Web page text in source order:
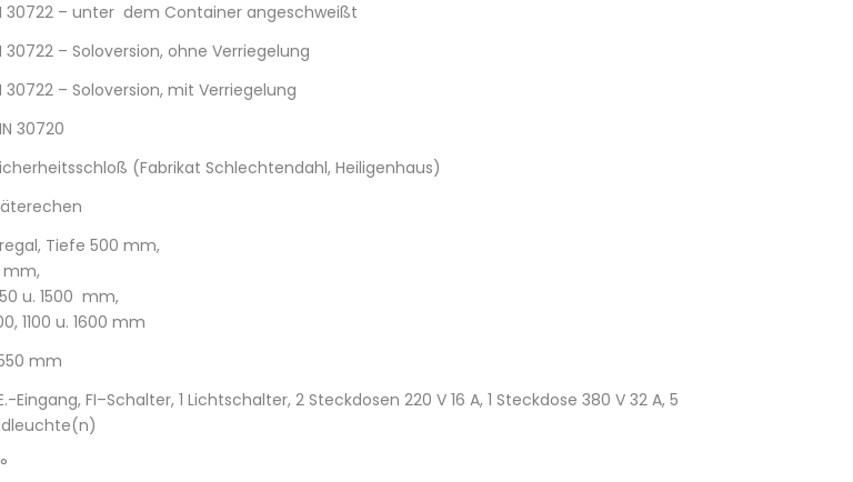
30722 – unter dem Container angeschweißt
– Soloversion, ohne Verriegelung
– Soloversion, mit Verriegelung
30720
(Fabrikat Schlechtendahl, Heiligenhaus)
Tiefe 500 mm,
mm,
u. 1500 mm,
1100 u. 1600 mm
mm
Eingang, FI–Schalter, 1 Lichtschalter, 2 Steckdosen 220 V 16 A, 1 Steckdose 380 V 32 A, 5